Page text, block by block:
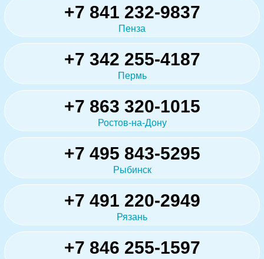
+7 841 232-9837
Пенза
+7 342 255-4187
Пермь
+7 863 320-1015
Ростов-на-Дону
+7 495 843-5295
Рыбинск
+7 491 220-2949
Рязань
+7 846 255-1597